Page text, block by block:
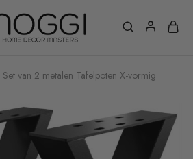
Set van 2 metalen Tafelpoten X-vormig